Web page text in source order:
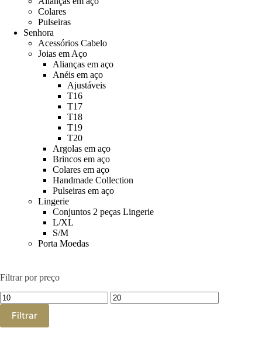
page
Colares
Pulseiras
Senhora
Acessórios Cabelo
Joias em Aço
Alianças em aço
Anéis em aço
Ajustáveis
T16
T17
T18
T19
T20
Argolas em aço
Brincos em aço
Colares em aço
Handmade Collection
Pulseiras em aço
Lingerie
Conjuntos 2 peças Lingerie
L/XL
S/M
Porta Moedas
Filtrar por preço
Preço
mínimo
Preço
máximo
Filtrar